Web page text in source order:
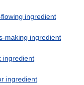
flowing ingredient
-making ingredient
ingredient
ingredient